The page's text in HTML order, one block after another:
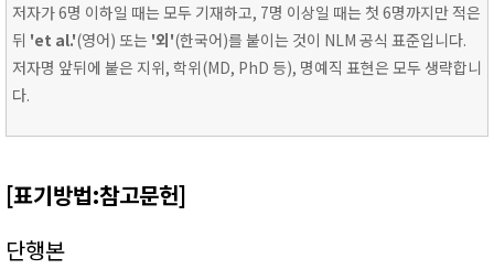
저자가 6명 이하일 때는 모두 기재하고, 7명 이상일 때는 첫 6명까지만 적은
뒤 'et al.'(영어) 또는 '외'(한국어)를 붙이는 것이 NLM 공식 표준입니다.
저자명 앞뒤에 붙은 지위, 학위(MD, PhD 등), 명예직 표현은 모두 생략합니
다.
[표기방법:참고문헌]
단행본